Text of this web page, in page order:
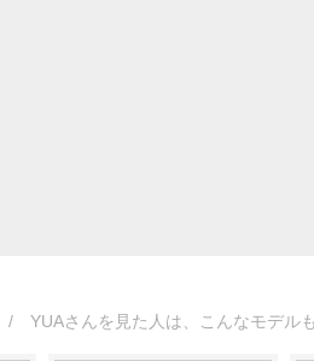
/ YUAさんを見た人は、こんなモデル